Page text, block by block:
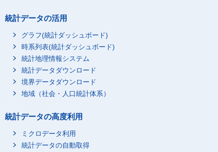
統計データの活用
グラフ(統計ダッシュボード)
時系列表(統計ダッシュボード)
統計地理情報システム
統計データダウンロード
境界データダウンロード
地域（社会・人口統計体系）
統計データの高度利用
ミクロデータ利用
統計データの自動取得